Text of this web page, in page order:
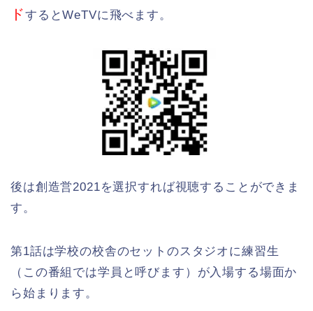
ドするとWeTVに飛べます。
後は創造営2021を選択すれば視聴することができま
す。
第1話は学校の校舎のセットのスタジオに練習生
（この番組では学員と呼びます）が入場する場面か
ら始まります。